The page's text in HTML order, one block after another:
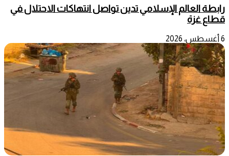
رابطة العالم الإسلامي تدين تواصل انتهاكات الاحتلال في
قطاع غزة
6 أغسطس، 2026